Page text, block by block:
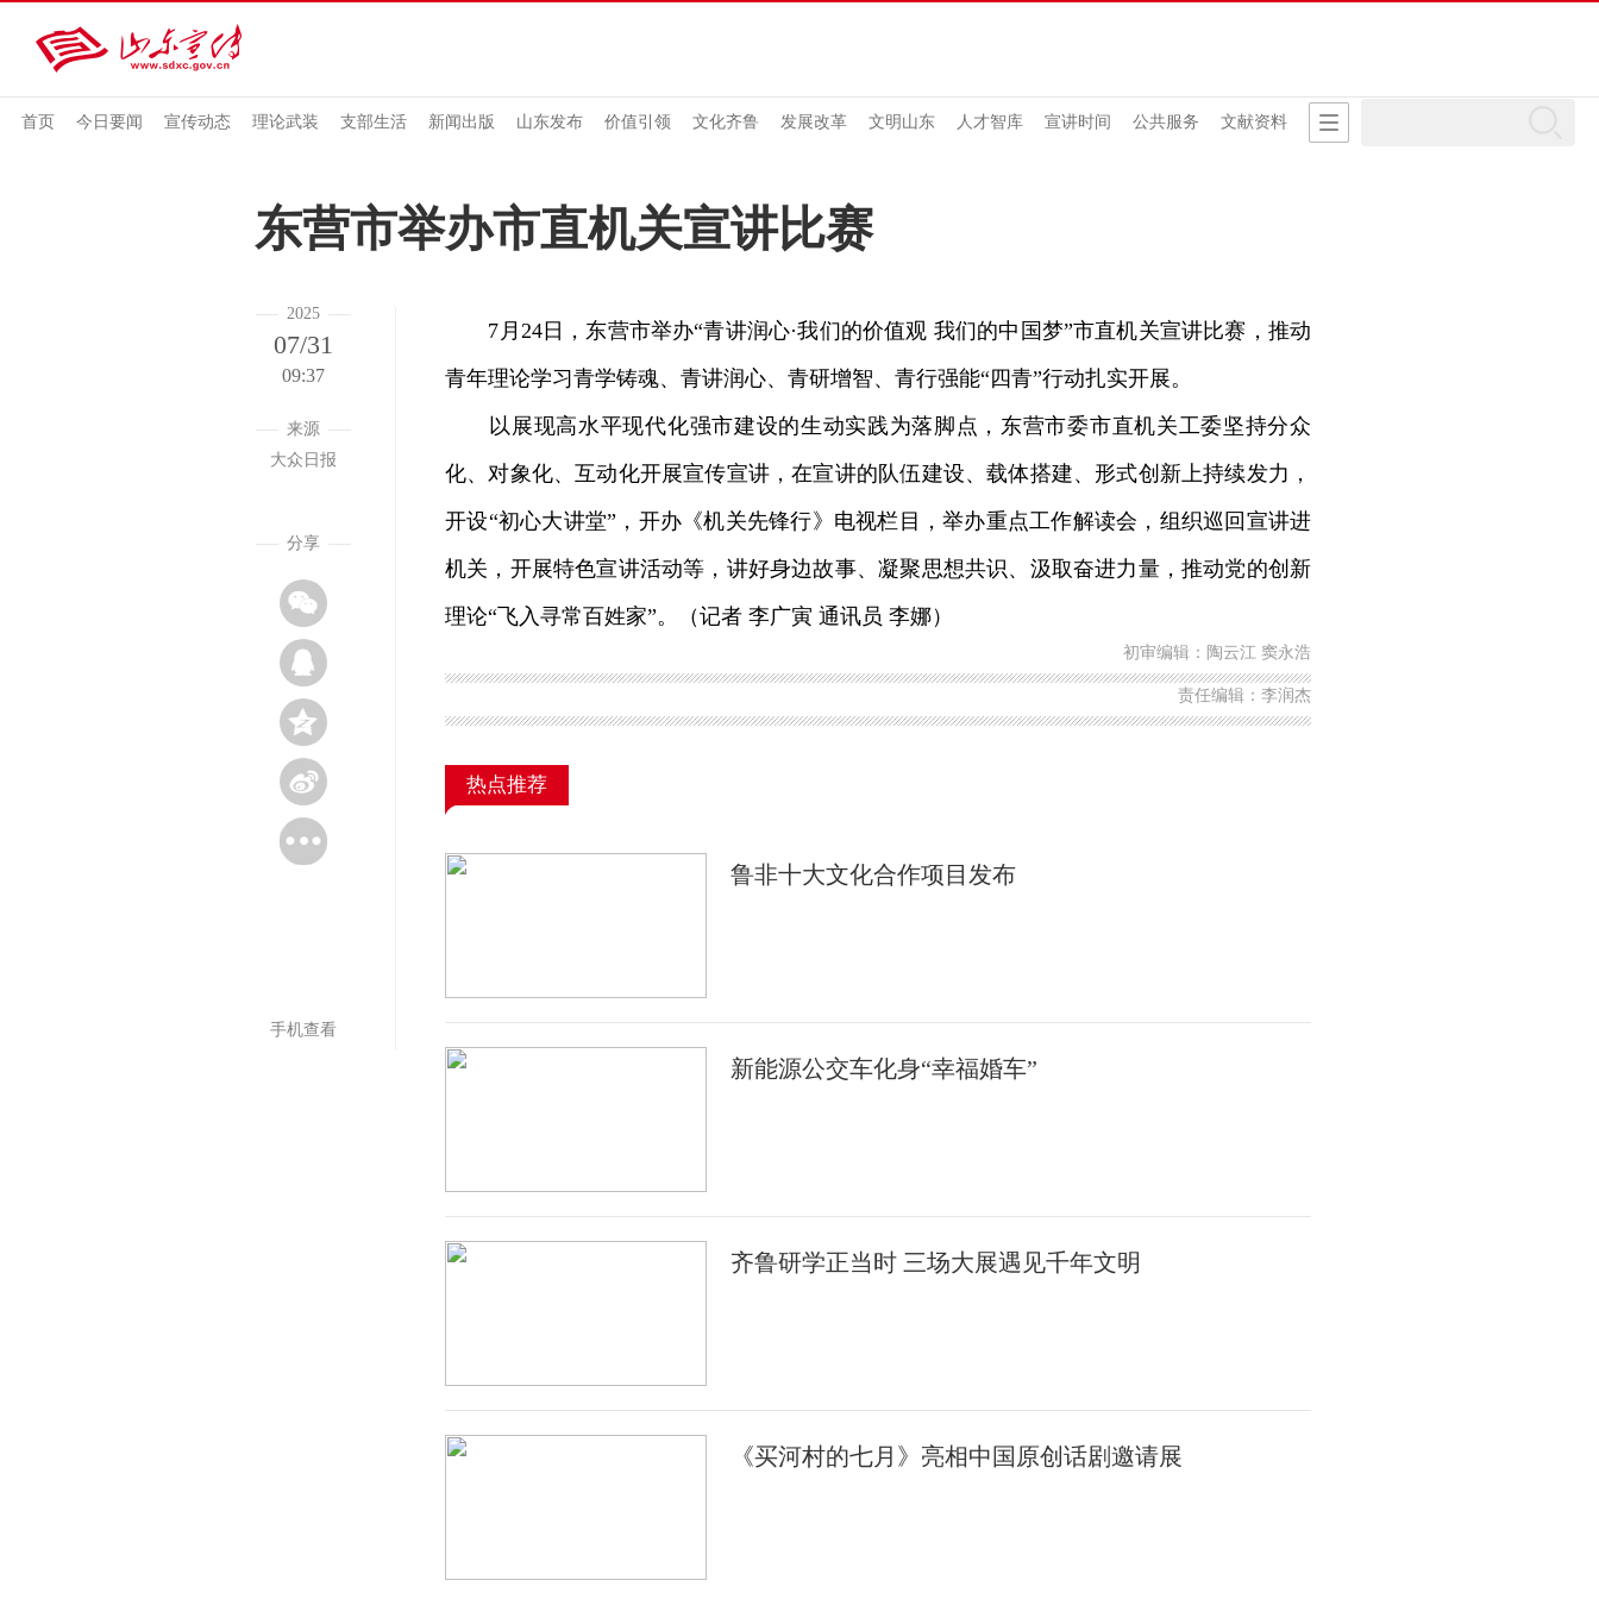
首页 今日要闻 宣传动态 理论武装 支部生活 新闻出版 山东发布 价值引领 文化齐鲁 发展改革 文明山东 人才智库 宣讲时间 公共服务 文献资料
东营市举办市直机关宣讲比赛
2025
07/31
09:37
来源
大众日报
分享
手机查看
7月24日，东营市举办“青讲润心·我们的价值观 我们的中国梦”市直机关宣讲比赛，推动
青年理论学习青学铸魂、青讲润心、青研增智、青行强能“四青”行动扎实开展。
以展现高水平现代化强市建设的生动实践为落脚点，东营市委市直机关工委坚持分众
化、对象化、互动化开展宣传宣讲，在宣讲的队伍建设、载体搭建、形式创新上持续发力，
开设“初心大讲堂”，开办《机关先锋行》电视栏目，举办重点工作解读会，组织巡回宣讲进
机关，开展特色宣讲活动等，讲好身边故事、凝聚思想共识、汲取奋进力量，推动党的创新
理论“飞入寻常百姓家”。（记者 李广寅 通讯员 李娜）
初审编辑：陶云江 窦永浩
责任编辑：李润杰
热点推荐
鲁非十大文化合作项目发布
新能源公交车化身“幸福婚车”
齐鲁研学正当时 三场大展遇见千年文明
《买河村的七月》亮相中国原创话剧邀请展